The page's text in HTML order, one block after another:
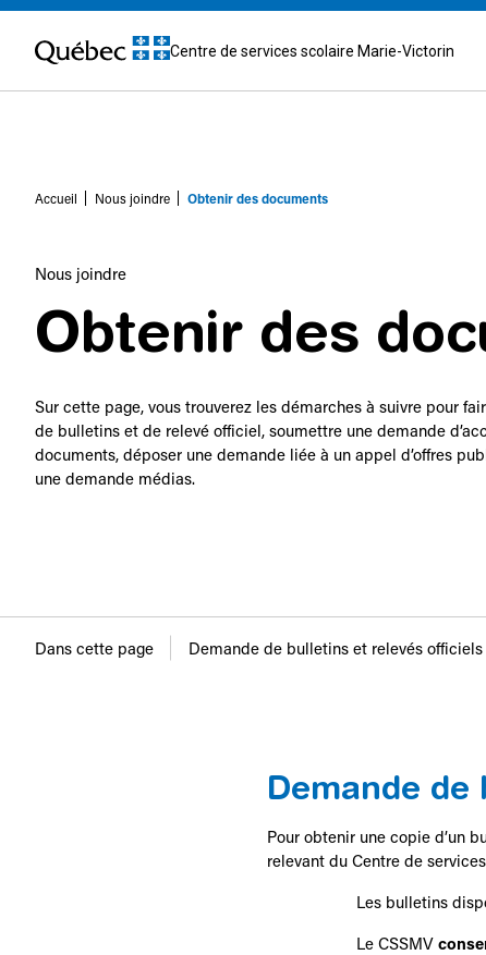
Centre de services scolaire Marie-Victorin
Accueil Nous joindre Obtenir des documents
Nous joindre
Obtenir des
Sur cette page, vous trouverez les démarches à suivre pour
de bulletins et de relevé officiel, soumettre une demande
documents, déposer une demande liée à un appel d’offres
une demande médias.
Dans cette page Demande de bulletins et relevés officiels
Demande de
Pour obtenir une copie d’un
relevant du Centre de
Les bulletins
Le CSSMV